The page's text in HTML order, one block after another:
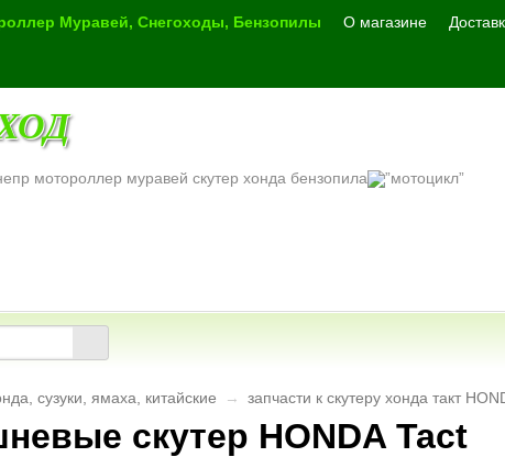
Муравей, Снегоходы, Бензопилы О магазине
мотороллер муравей скутер хонда бензопила
сузуки, ямаха, китайские → запчасти к скутеру хонда такт
скутер HONDA Tact